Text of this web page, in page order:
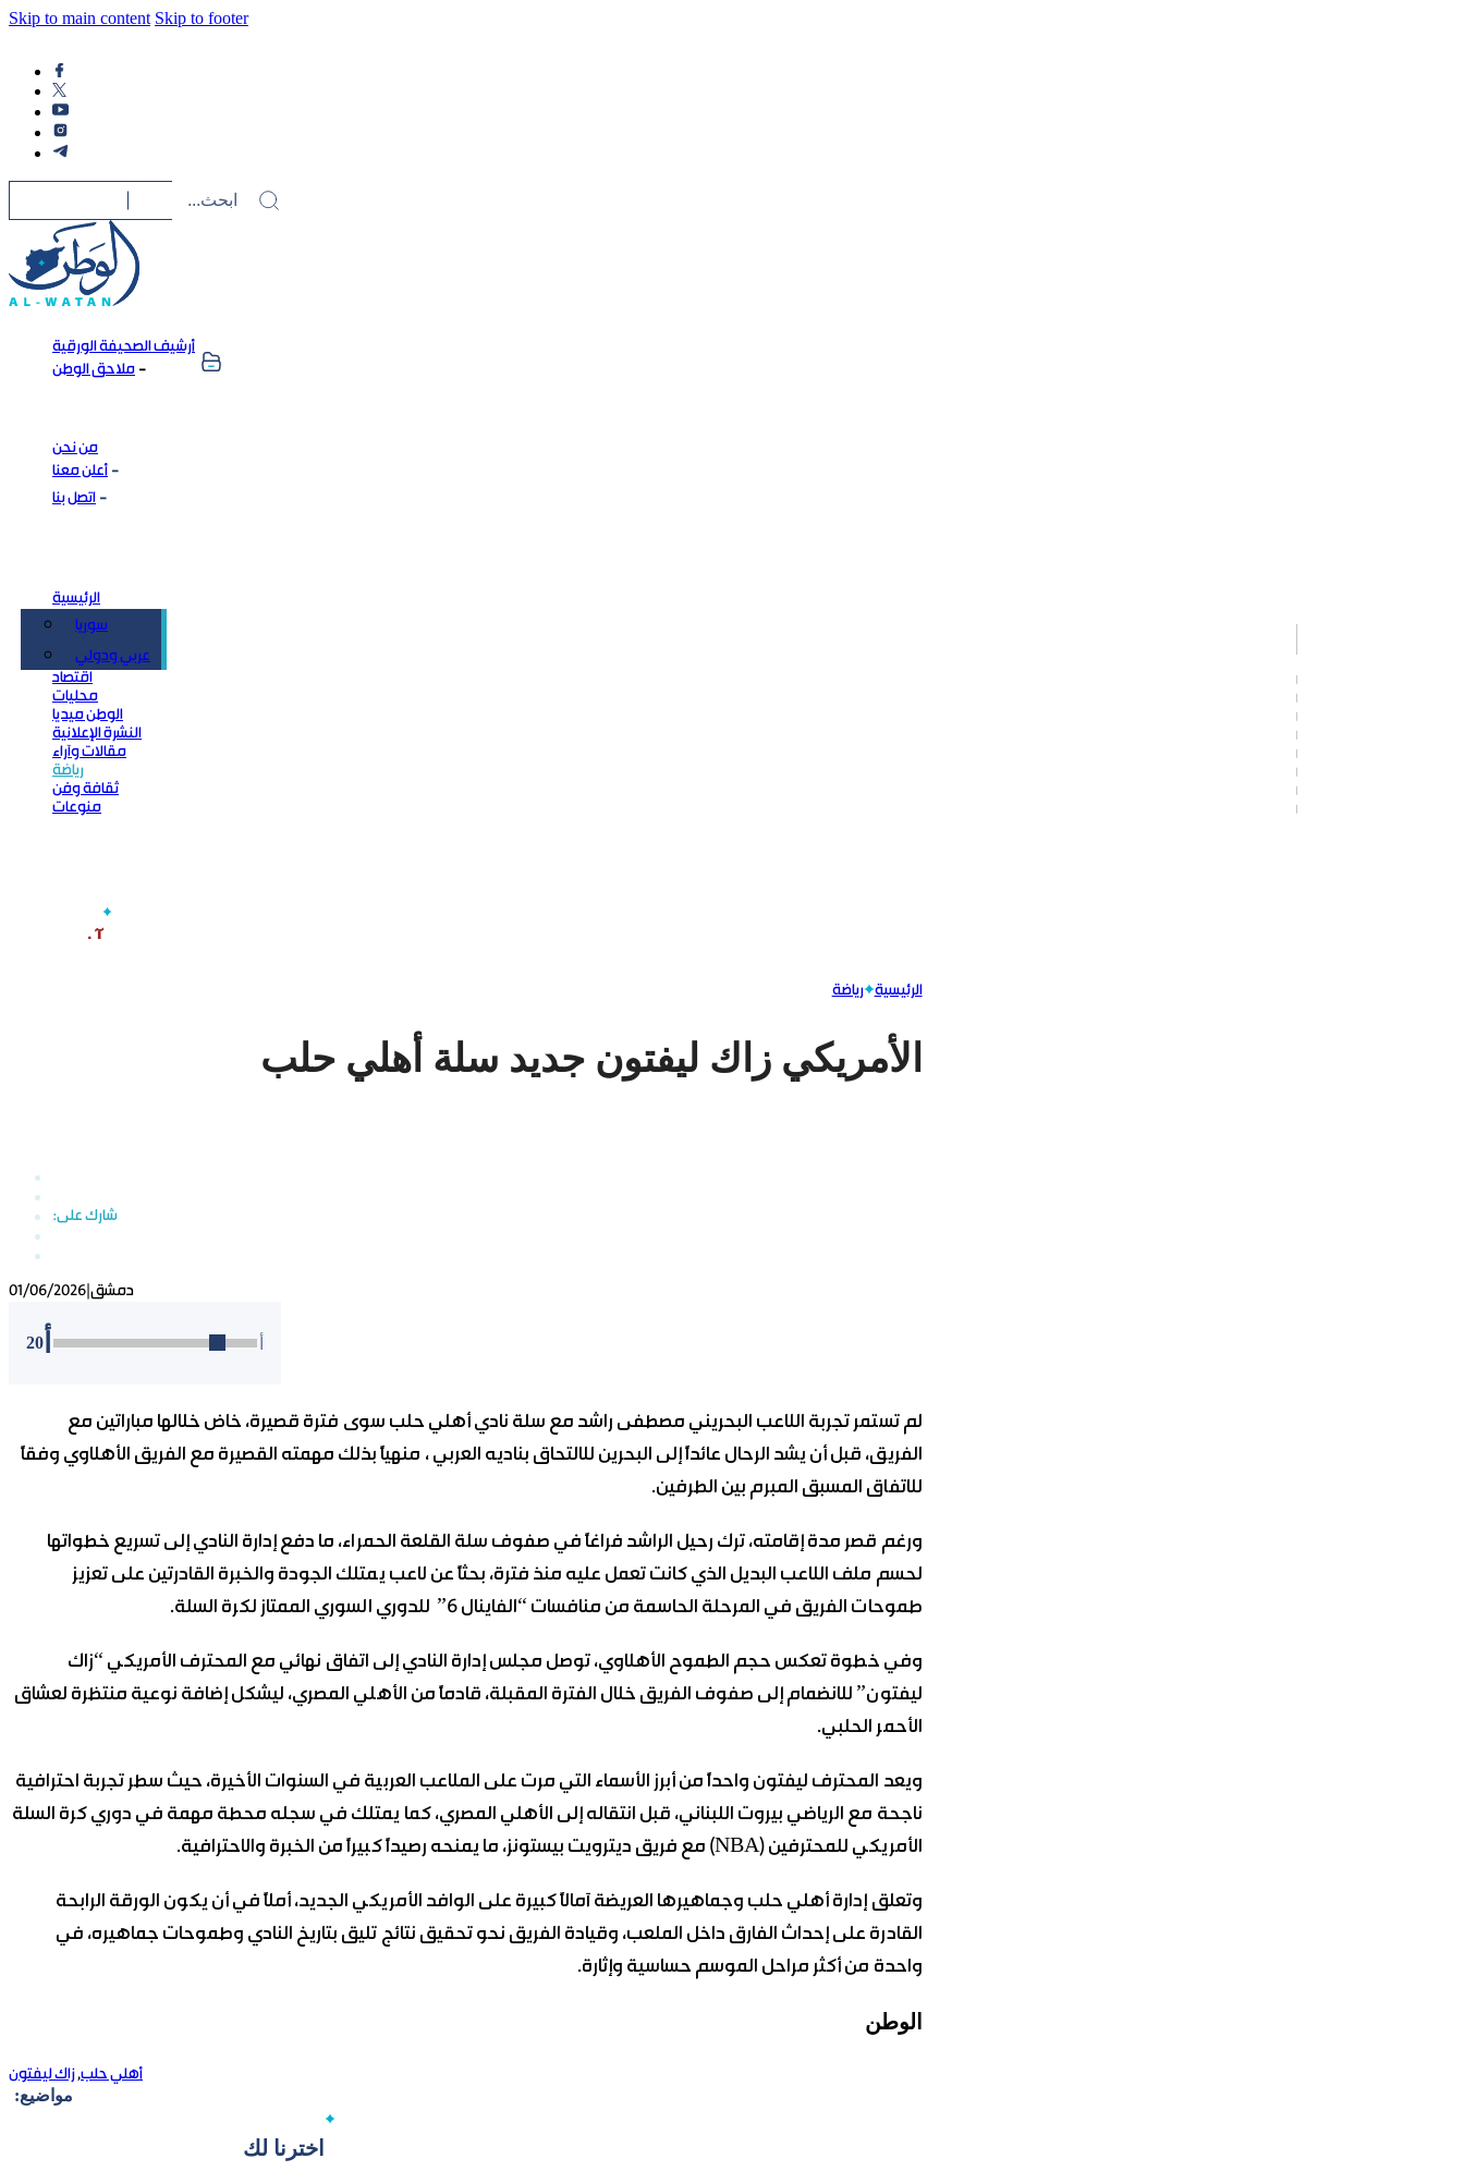
Skip to main content Skip to footer
أرشيف الصحيفة الورقية
ملاحق الوطن
من نحن
أعلن معنا
اتصل بنا
الرئيسية
سوريا
عربي ودولي
اقتصاد
محليات
الوطن ميديا
النشرة الإعلانية
مقالات وآراء
رياضة
ثقافة وفن
منوعات
‫آخر
الرئيسية رياضة
الأمريكي زاك ليفتون جديد سلة أهلي حلب
01/06/2026 دمشق
20
لم تستمر تجربة اللاعب البحريني مصطفى راشد مع سلة نادي أهلي حلب سوى فترة قصيرة، خاض خلالها مباراتين مع
الفريق، قبل أن يشد الرحال عائداً إلى البحرين للالتحاق بناديه العربي ، منهياً بذلك مهمته القصيرة مع الفريق الأهلاوي وفقاً
للاتفاق المسبق المبرم بين الطرفين.
ورغم قصر مدة إقامته، ترك رحيل الراشد فراغاً في صفوف سلة القلعة الحمراء، ما دفع إدارة النادي إلى تسريع خطواتها
لحسم ملف اللاعب البديل الذي كانت تعمل عليه منذ فترة، بحثاً عن لاعب يمتلك الجودة والخبرة القادرتين على تعزيز
طموحات الفريق في المرحلة الحاسمة من منافسات “الفاينال 6” للدوري السوري الممتاز لكرة السلة.
وفي خطوة تعكس حجم الطموح الأهلاوي، توصل مجلس إدارة النادي إلى اتفاق نهائي مع المحترف الأمريكي “زاك
ليفتون” للانضمام إلى صفوف الفريق خلال الفترة المقبلة، قادماً من الأهلي المصري، ليشكل إضافة نوعية منتظرة لعشاق
الأحمر الحلبي.
ويعد المحترف ليفتون واحداً من أبرز الأسماء التي مرت على الملاعب العربية في السنوات الأخيرة، حيث سطر تجربة احترافية
ناجحة مع الرياضي بيروت اللبناني، قبل انتقاله إلى الأهلي المصري، كما يمتلك في سجله محطة مهمة في دوري كرة السلة
الأمريكي للمحترفين (NBA) مع فريق ديترويت بيستونز، ما يمنحه رصيداً كبيراً من الخبرة والاحترافية.
وتعلق إدارة أهلي حلب وجماهيرها العريضة آمالاً كبيرة على الوافد الأمريكي الجديد، أملاً في أن يكون الورقة الرابحة
القادرة على إحداث الفارق داخل الملعب، وقيادة الفريق نحو تحقيق نتائج تليق بتاريخ النادي وطموحات جماهيره، في
واحدة من أكثر مراحل الموسم حساسية وإثارة.
الوطن
أهلي حلب,زاك ليفتون
مواضيع:
اخترنا لك